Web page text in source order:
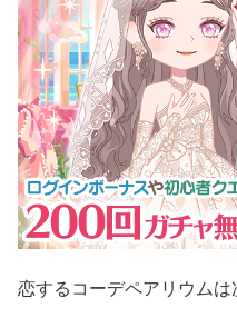
恋するコーデペアリウムは